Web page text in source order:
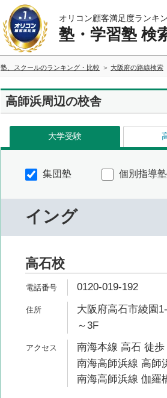
オリコン顧客満足度ランキ
塾・学習塾 検
塾、スクールのランキング・比較 大阪府の路線検索
高師浜周辺の校舎
大学受験
集団塾 個別指導塾
イング
高石校
0120-019-192
大阪府高石市綾園
～3F
南海本線 高石 徒歩
南海高師浜線 高師
南海高師浜線 伽羅